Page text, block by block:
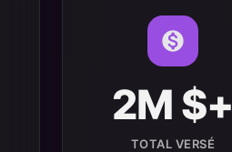
2M $+
TOTAL VERSÉ